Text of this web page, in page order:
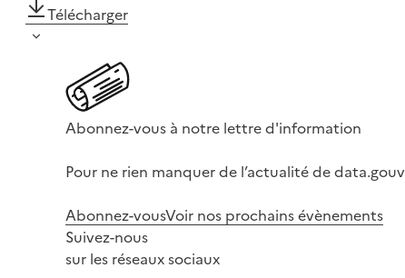
Télécharger
Abonnez-vous à notre lettre d'information
Pour ne rien manquer de l’actualité de
Abonnez-vousVoir nos prochains évènements
Suivez-nous
sur les réseaux sociaux